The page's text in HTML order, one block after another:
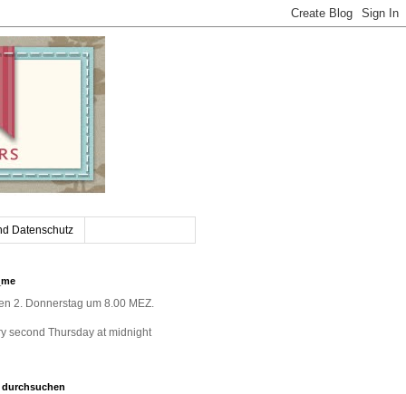
Datenschutz
2. Donnerstag um 8.00 MEZ.
second Thursday at midnight